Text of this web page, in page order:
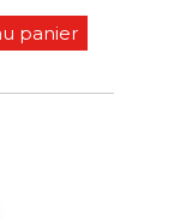
panier